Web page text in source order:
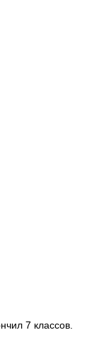
7 классов.